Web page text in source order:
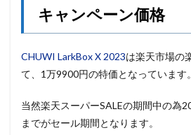
キャンペーン価格
CHUWI LarkBox X 2023は楽天市場の
て、1万9900円の特価となっています。
当然楽天スーパーSALEの期間中の為
までがセール期間となります。